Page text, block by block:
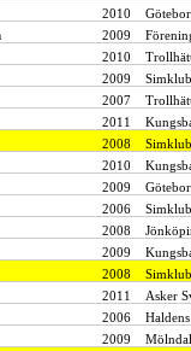
2010
2009
2010
2009
2007
2011
2008
2010
2009
2006
2008
2009
2008
2011
Asker
2006
2009